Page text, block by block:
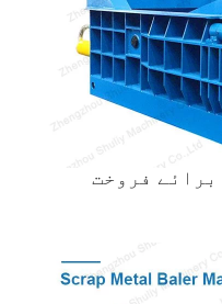
فروخت